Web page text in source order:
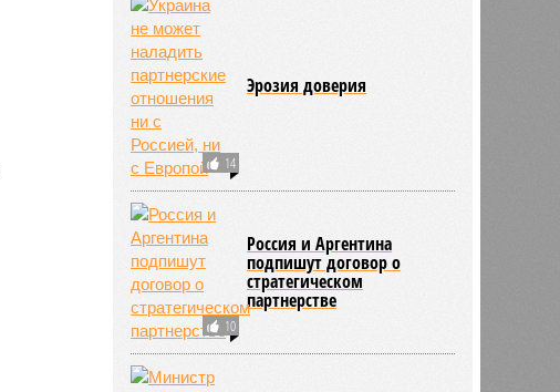
14
Эрозия доверия
10
Россия и Аргентина
подпишут договор о
стратегическом
партнерстве